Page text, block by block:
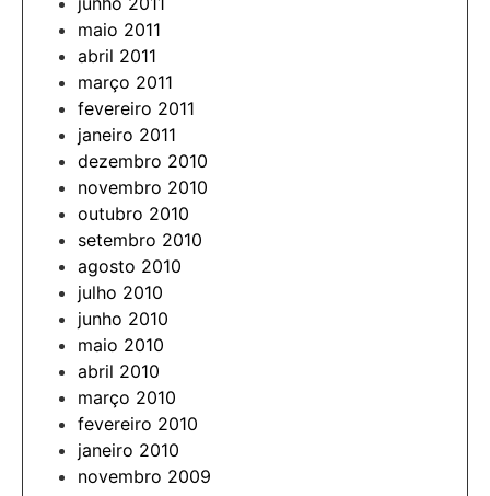
maio 2011
abril 2011
março 2011
fevereiro 2011
janeiro 2011
dezembro 2010
novembro 2010
outubro 2010
setembro 2010
agosto 2010
julho 2010
junho 2010
maio 2010
abril 2010
março 2010
fevereiro 2010
janeiro 2010
novembro 2009